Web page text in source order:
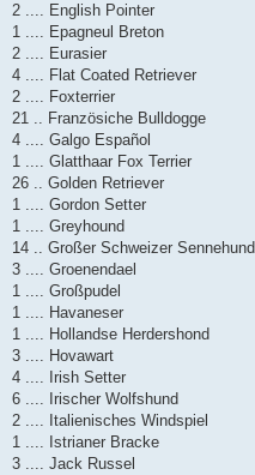
2 .... English Pointer
1 .... Epagneul Breton
2 .... Eurasier
4 .... Flat Coated Retriever
2 .... Foxterrier
21 .. Französiche Bulldogge
4 .... Galgo Español
1 .... Glatthaar Fox Terrier
26 .. Golden Retriever
1 .... Gordon Setter
1 .... Greyhound
14 .. Großer Schweizer Sennehund
3 .... Groenendael
1 .... Großpudel
1 .... Havaneser
1 .... Hollandse Herdershond
3 .... Hovawart
4 .... Irish Setter
6 .... Irischer Wolfshund
2 .... Italienisches Windspiel
1 .... Istrianer Bracke
3 .... Jack Russel